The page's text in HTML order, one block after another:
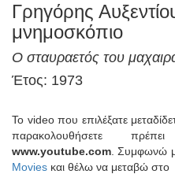
Γρηγόρης
μνημοσκόπιο
Ο σταυραετός του
Έτος: 1973
Το video που επιλέξατε
παρακολουθήσετε
www.youtube.com . Συμφωνώ
Movies και θέλω να μεταβώ στο